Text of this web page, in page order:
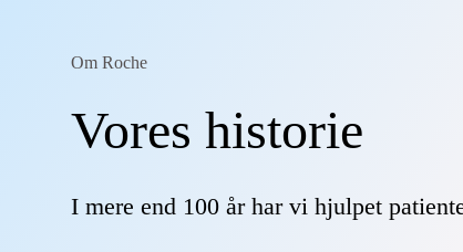
Om Roche
Vores historie
I mere end 100 år har vi hjulpet